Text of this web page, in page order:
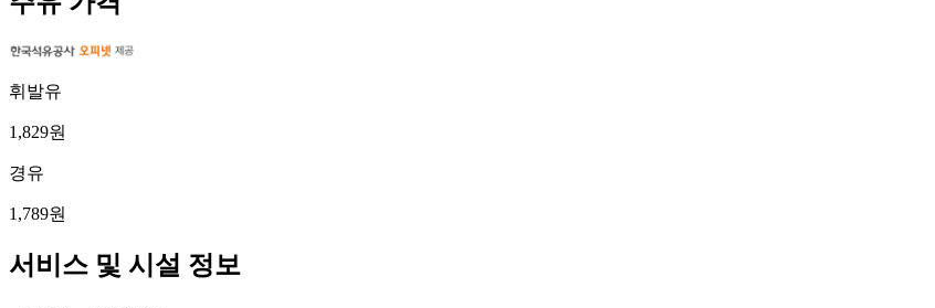
휘발유
1,829원
경유
1,789원
서비스 및 시설 정보